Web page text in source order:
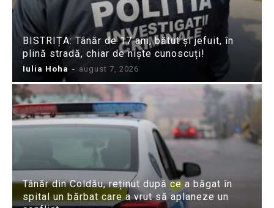
BISTRIȚA: Tânăr de 17 ani, bătut și jefuit, în
plină stradă, chiar de niște cunoscuți!
Iulia Hoha - august 7, 2026
Tânăr din Coldău, reținut după ce a băgat în
spital un bărbat care a vrut să aplaneze un